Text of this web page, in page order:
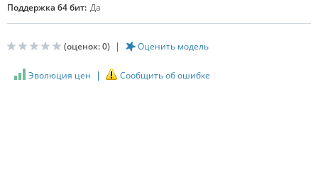
Поддержка 64 бит: Да
(оценок:0) Оценить модель
Эволюция цен Сообщить об ошибке